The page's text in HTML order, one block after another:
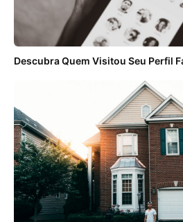
Descubra Quem Visitou Seu Perfil